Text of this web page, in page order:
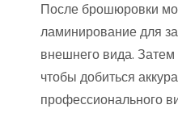
После брошюровки
ламинирование для
внешнего вида. Затем
чтобы добиться
профессионального